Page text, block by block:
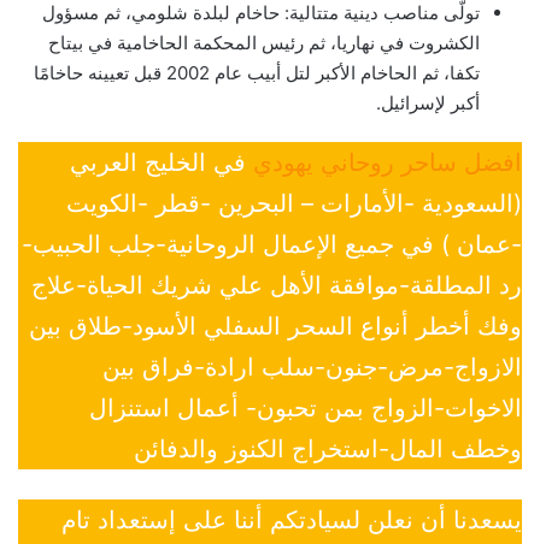
تولّى مناصب دينية متتالية: حاخام لبلدة شلومي، ثم مسؤول
الكشروت في نهاريا، ثم رئيس المحكمة الحاخامية في بيتاح
تكفا، ثم الحاخام الأكبر لتل أبيب عام 2002 قبل تعيينه حاخامًا
أكبر لإسرائيل.
افضل ساحر روحاني يهودي في الخليج العربي
(السعودية -الأمارات – البحرين -قطر -الكويت
-عمان ) في جميع الإعمال الروحانية-جلب الحبيب-
رد المطلقة-موافقة الأهل علي شريك الحياة-علاج
وفك أخطر أنواع السحر السفلي الأسود-طلاق بين
الازواج-مرض-جنون-سلب ارادة-فراق بين
الاخوات-الزواج بمن تحبون- أعمال استنزال
وخطف المال-استخراج الكنوز والدفائن
يسعدنا أن نعلن لسيادتكم أننا على إستعداد تام